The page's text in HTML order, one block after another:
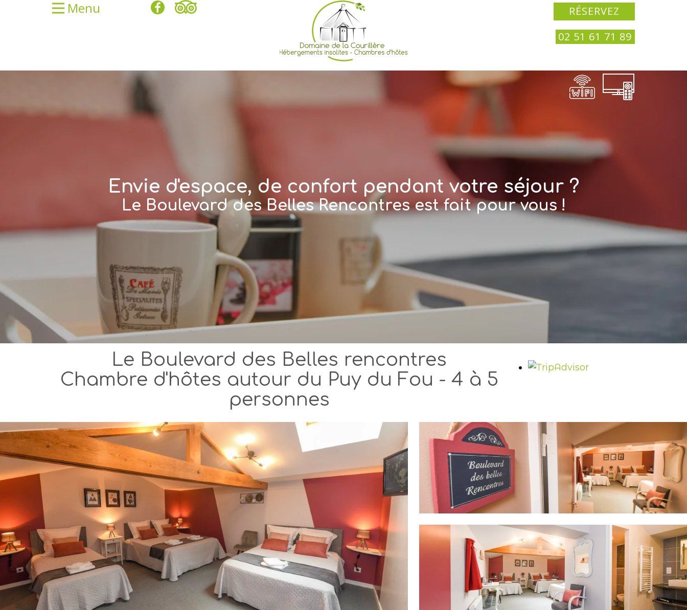
02 51 61 71 89
Menu RÉSERVEZ
Envie d'espace, de confort pendant votre séjour ?
Le Boulevard des Belles Rencontres est fait pour vous !
Le Boulevard des Belles rencontres
Chambre d'hôtes autour du Puy du Fou - 4 à 5
personnes